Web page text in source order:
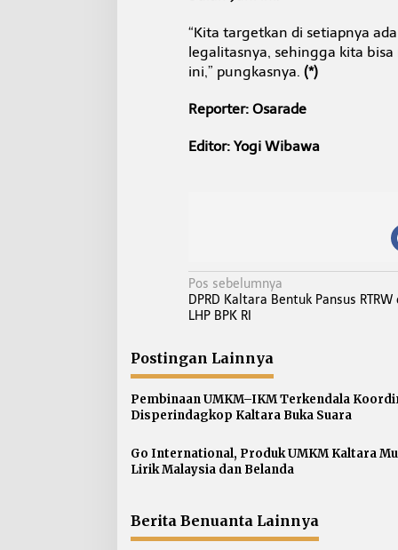
“Kita targetkan di setiapnya
legalitasnya, sehingga kita
ini,” pungkasnya. (*)
Reporter: Osarade
Editor: Yogi Wibawa
N
a
i
g
a
s
p
o
Pos sebelumnya
DPRD Kaltara Bentuk Pansus RTRW
LHP BPK RI
Postingan Lainnya
Pembinaan UMKM–IKM Terkendala
Disperindagkop Kaltara Buka Suara
Go International, Produk UMKM Kaltara
Lirik Malaysia dan Belanda
Berita Benuanta Lainnya